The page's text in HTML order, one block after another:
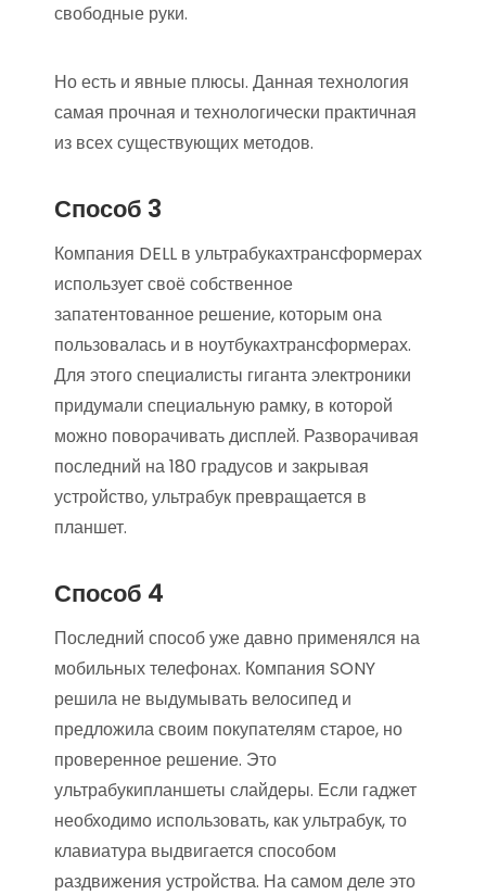
свободные руки.
Но есть и явные плюсы. Данная технология
самая прочная и технологически практичная
из всех существующих методов.
Способ 3
Компания DELL в ультрабукахтрансформерах
использует своё собственное
запатентованное решение, которым она
пользовалась и в ноутбукахтрансформерах.
Для этого специалисты гиганта электроники
придумали специальную рамку, в которой
можно поворачивать дисплей. Разворачивая
последний на 180 градусов и закрывая
устройство, ультрабук превращается в
планшет.
Способ 4
Последний способ уже давно применялся на
мобильных телефонах. Компания SONY
решила не выдумывать велосипед и
предложила своим покупателям старое, но
проверенное решение. Это
ультрабукипланшеты слайдеры. Если гаджет
необходимо использовать, как ультрабук, то
клавиатура выдвигается способом
раздвижения устройства. На самом деле это